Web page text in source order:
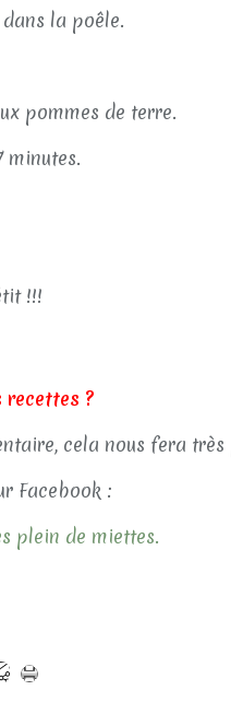
la poêle.
pommes de terre.
minutes.
!!!
recettes ?
cela nous fera
Facebook :
plein de miettes.